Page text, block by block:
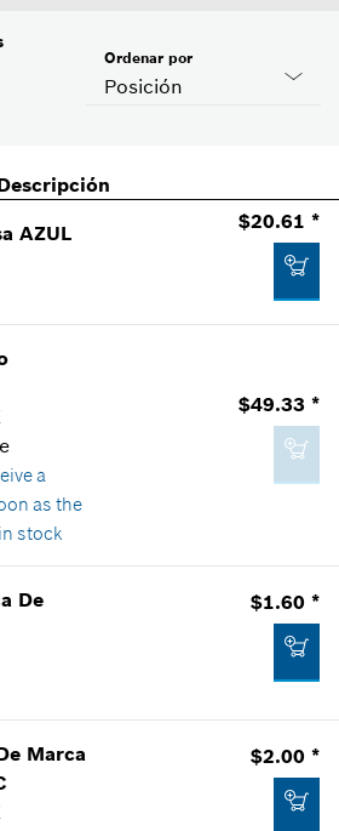
Posición
Ordenar por
AZUL
$20.61 *
recambios
incluyen IVA
Agregar al carrito
a
as the
stock
$49.33 *
recambios
De
$1.60 *
recambios
Marca
$2.00 *